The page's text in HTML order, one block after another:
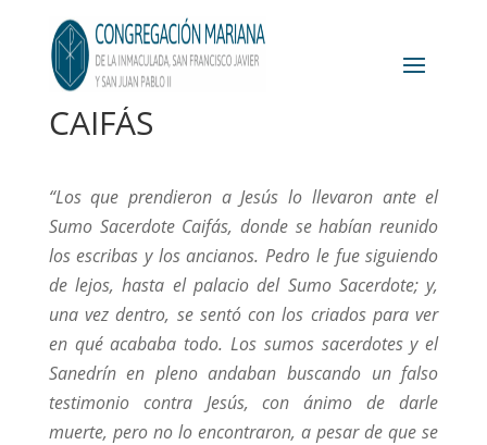
CAIFÁS
“Los que prendieron a Jesús lo llevaron ante el
Sumo Sacerdote Caifás, donde se habían reunido
los escribas y los ancianos. Pedro le fue siguiendo
de lejos, hasta el palacio del Sumo Sacerdote; y,
una vez dentro, se sentó con los criados para ver
en qué acababa todo. Los sumos sacerdotes y el
Sanedrín en pleno andaban buscando un falso
testimonio contra Jesús, con ánimo de darle
muerte, pero no lo encontraron, a pesar de que se